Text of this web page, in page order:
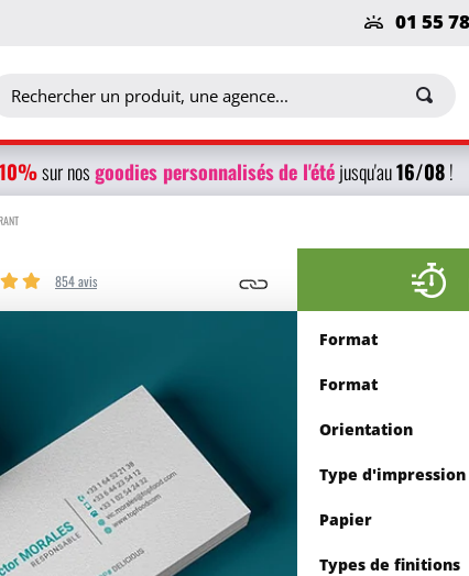
01 55
sur nosgoodies personnalisésde l'étéjusqu'au16/08!
854 avis
Format
Format
Orientation
Type d'impression
Papier
Types de finitions